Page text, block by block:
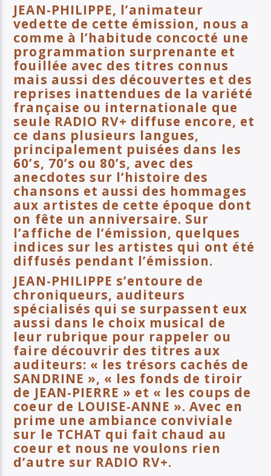
JEAN-PHILIPPE, l’animateur
vedette de cette émission, nous a
comme à l’habitude concocté une
programmation surprenante et
fouillée avec des titres connus
mais aussi des découvertes et des
reprises inattendues de la variété
française ou internationale que
seule RADIO RV+ diffuse encore, et
ce dans plusieurs langues,
principalement puisées dans les
60’s, 70’s ou 80’s, avec des
anecdotes sur l’histoire des
chansons et aussi des hommages
aux artistes de cette époque dont
on fête un anniversaire. Sur
l’affiche de l’émission, quelques
indices sur les artistes qui ont été
diffusés pendant l’émission.
JEAN-PHILIPPE s’entoure de
chroniqueurs, auditeurs
spécialisés qui se surpassent eux
aussi dans le choix musical de
leur rubrique pour rappeler ou
faire découvrir des titres aux
auditeurs: « les trésors cachés de
SANDRINE », « les fonds de tiroir
de JEAN-PIERRE » et « les coups de
coeur de LOUISE-ANNE ». Avec en
prime une ambiance conviviale
sur le TCHAT qui fait chaud au
coeur et nous ne voulons rien
d’autre sur RADIO RV+.